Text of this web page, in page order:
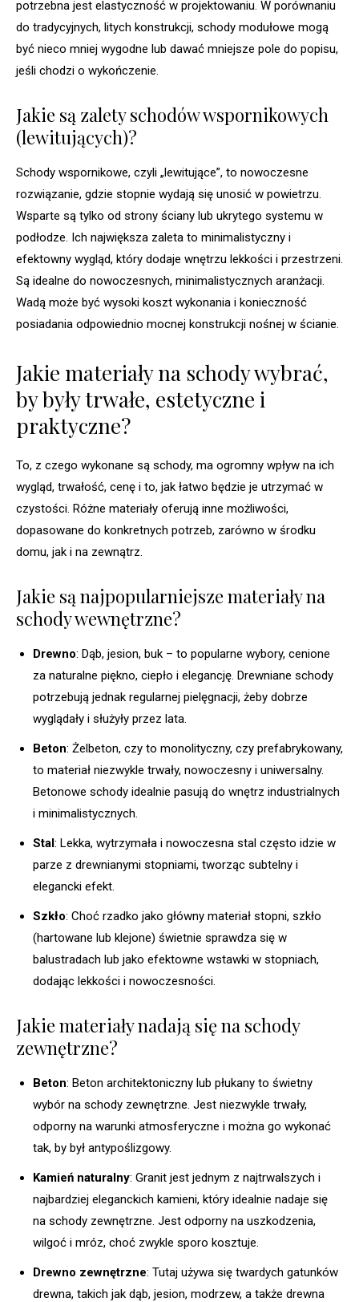
potrzebna jest elastyczność w projektowaniu. W porównaniu
do tradycyjnych, litych konstrukcji, schody modułowe mogą
być nieco mniej wygodne lub dawać mniejsze pole do popisu,
jeśli chodzi o wykończenie.
Jakie są zalety schodów wspornikowych
(lewitujących)?
Schody wspornikowe, czyli „lewitujące”, to nowoczesne
rozwiązanie, gdzie stopnie wydają się unosić w powietrzu.
Wsparte są tylko od strony ściany lub ukrytego systemu w
podłodze. Ich największa zaleta to minimalistyczny i
efektowny wygląd, który dodaje wnętrzu lekkości i przestrzeni.
Są idealne do nowoczesnych, minimalistycznych aranżacji.
Wadą może być wysoki koszt wykonania i konieczność
posiadania odpowiednio mocnej konstrukcji nośnej w ścianie.
Jakie materiały na schody wybrać,
by były trwałe, estetyczne i
praktyczne?
To, z czego wykonane są schody, ma ogromny wpływ na ich
wygląd, trwałość, cenę i to, jak łatwo będzie je utrzymać w
czystości. Różne materiały oferują inne możliwości,
dopasowane do konkretnych potrzeb, zarówno w środku
domu, jak i na zewnątrz.
Jakie są najpopularniejsze materiały na
schody wewnętrzne?
Drewno: Dąb, jesion, buk – to popularne wybory, cenione
za naturalne piękno, ciepło i elegancję. Drewniane schody
potrzebują jednak regularnej pielęgnacji, żeby dobrze
wyglądały i służyły przez lata.
Beton: Żelbeton, czy to monolityczny, czy prefabrykowany,
to materiał niezwykle trwały, nowoczesny i uniwersalny.
Betonowe schody idealnie pasują do wnętrz industrialnych
i minimalistycznych.
Stal: Lekka, wytrzymała i nowoczesna stal często idzie w
parze z drewnianymi stopniami, tworząc subtelny i
elegancki efekt.
Szkło: Choć rzadko jako główny materiał stopni, szkło
(hartowane lub klejone) świetnie sprawdza się w
balustradach lub jako efektowne wstawki w stopniach,
dodając lekkości i nowoczesności.
Jakie materiały nadają się na schody
zewnętrzne?
Beton: Beton architektoniczny lub płukany to świetny
wybór na schody zewnętrzne. Jest niezwykle trwały,
odporny na warunki atmosferyczne i można go wykonać
tak, by był antypoślizgowy.
Kamień naturalny: Granit jest jednym z najtrwalszych i
najbardziej eleganckich kamieni, który idealnie nadaje się
na schody zewnętrzne. Jest odporny na uszkodzenia,
wilgoć i mróz, choć zwykle sporo kosztuje.
Drewno zewnętrzne: Tutaj używa się twardych gatunków
drewna, takich jak dąb, jesion, modrzew, a także drewna